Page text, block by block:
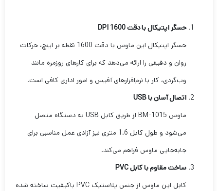
حسگر اپتیکال با دقت 1600 DPI
حسگر اپتیکال این ماوس با دقت 1600 نقطه بر اینچ، حرکات
روان و دقیقی را ارائه می‌دهد که برای کارهای روزمره مانند
وب‌گردی، کار با نرم‌افزارهای آفیس و امور اداری کافی است.
اتصال آسان با USB
ماوس BM-1015 از طریق کابل USB به دستگاه متصل
می‌شود و طول کابل 1.6 متری نیز آزادی عمل مناسبی برای
جابه‌جایی ماوس فراهم می‌کند.
ساخت مقاوم با کابل PVC
کابل این ماوس از جنس پلاستیک PVC باکیفیت ساخته شده